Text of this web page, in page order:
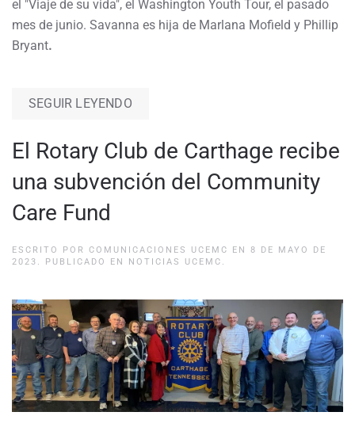
el "Viaje de su vida", el Washington Youth Tour, el pasado
mes de junio. Savanna es hija de Marlana Mofield y Phillip
Bryant.
SEGUIR LEYENDO
El Rotary Club de Carthage recibe
una subvención del Community
Care Fund
ESCRITO POR COMUNICACIONES UCEMC EN 8 DE MAYO DE
2023 . PUBLICADO EN NOTICIAS UCEMC .